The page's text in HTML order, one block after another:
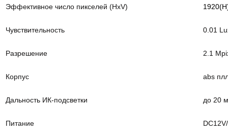
Эффективное число пикселей (HxV)
Чувствительность 0.01
Разрешение 2.1
Корпус abs
Дальность ИК-подсветки до 20
Питание